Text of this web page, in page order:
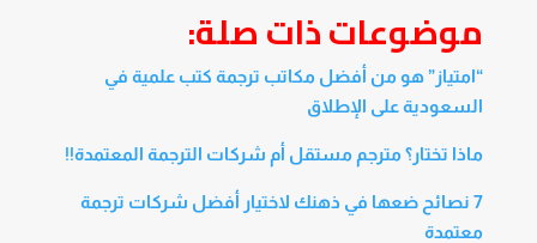
موضوعات ذات صلة:
“امتياز” هو من أفضل مكاتب ترجمة كتب علمية في
السعودية على الإطلاق
ماذا تختار؟ مترجم مستقل أم شركات الترجمة المعتمدة!!
7 نصائح ضعها في ذهنك لاختيار أفضل شركات ترجمة
معتمدة